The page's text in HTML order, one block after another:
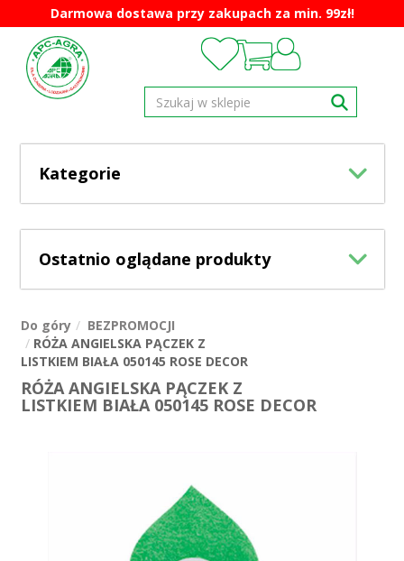
Darmowa dostawa przy zakupach za min. 99zł!
Kategorie
Ostatnio oglądane produkty
Do góry
BEZPROMOCJI
RÓŻA ANGIELSKA PĄCZEK Z
LISTKIEM BIAŁA 050145 ROSE DECOR
RÓŻA ANGIELSKA PĄCZEK Z
LISTKIEM BIAŁA 050145 ROSE DECOR